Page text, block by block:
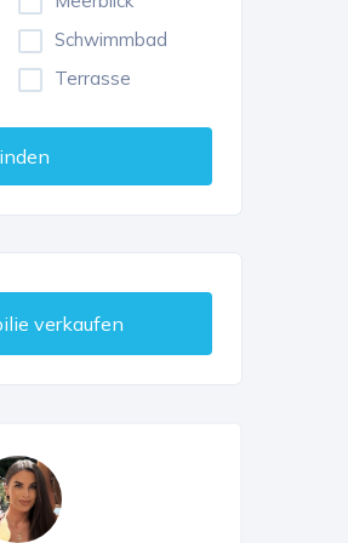
Schwimmbad
Terrasse
verkaufen